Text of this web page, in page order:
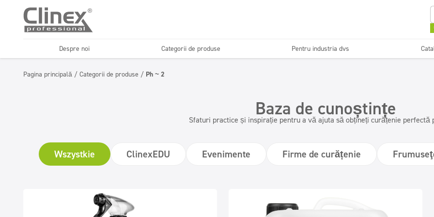
Despre noi Categorii de produse
Gama economică
și neutralizatoare de
pentru suprafețe
Instalații sanitare și băi
Detergenți bucătării
profesionale
Pentru industria dvs
Spălătorii auto
Pagina principală / Categorii de produse / Ph ~ 2
Baza de cunoștințe
Sfaturi practice și inspirație pentru a vă ajuta să obțineți curățenie perfectă
Wszystkie ClinexEDU Evenimente Firme de curățenie